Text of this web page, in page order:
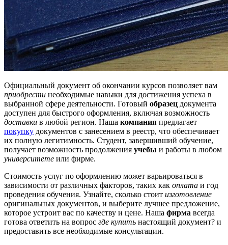
Официальный документ об окончании курсов позволяет вам
приобрести необходимые навыки для достижения успеха в
выбранной сфере деятельности. Готовый образец документа
доступен для быстрого оформления, включая возможность
доставки в любой регион. Наша компания предлагает
покупку документов с занесением в реестр, что обеспечивает
их полную легитимность. Студент, завершивший обучение,
получает возможность продолжения учебы и работы в любом
университете или фирме.
Стоимость услуг по оформлению может варьироваться в
зависимости от различных факторов, таких как оплата и год
проведения обучения. Узнайте, сколько стоит изготовление
оригинальных документов, и выберите лучшее предложение,
которое устроит вас по качеству и цене. Наша фирма всегда
готова ответить на вопрос где купить настоящий документ? и
предоставить все необходимые консультации.